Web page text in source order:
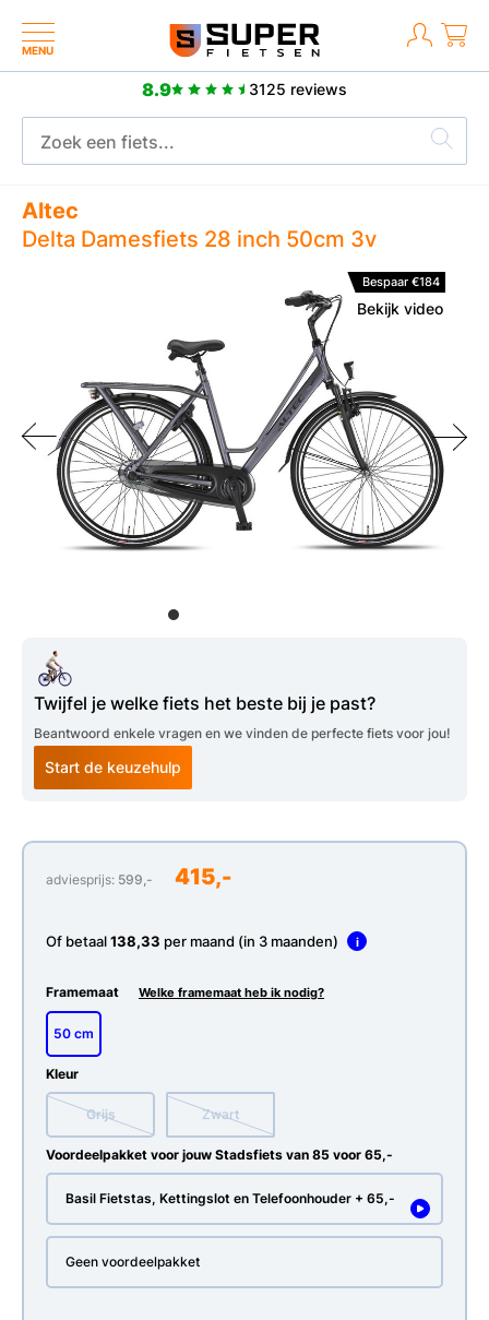
MENU
8.9 3125 reviews
8.9 3125 reviews
Altec
Delta Damesfiets 28 inch 50cm 3v
Bekijk video
Bespaar €184
Twijfel je welke fiets het beste bij je past?
Beantwoord enkele vragen en we vinden de perfecte fiets voor jou!
Start de keuzehulp
adviesprijs: 599,- 415,-
Of betaal138,33 per maand (in 3 maanden) i
Framemaat Welke framemaat heb ik nodig?
50 cm
Kleur
Grijs Zwart
Voordeelpakket voor jouw Stadsfiets van 85 voor 65,-
Basil Fietstas, Kettingslot en Telefoonhouder + 65,-
Geen voordeelpakket